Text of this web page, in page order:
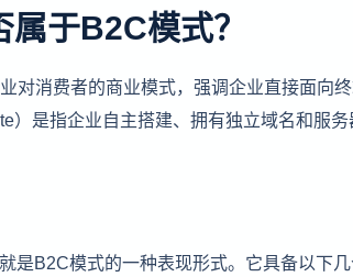
于B2C模式？
对消费者的商业模式，强调企业直接面向
是指企业自主搭建、拥有独立域名和服务
是B2C模式的一种表现形式。它具备以下几